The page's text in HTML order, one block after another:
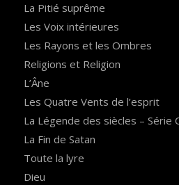
La Pitié suprême
Les Voix intérieures
Les Rayons et les Ombres
Religions et Religion
L’Âne
Les Quatre Vents de l’esprit
La Légende des siècles – Série
La Fin de Satan
Toute la lyre
Dieu